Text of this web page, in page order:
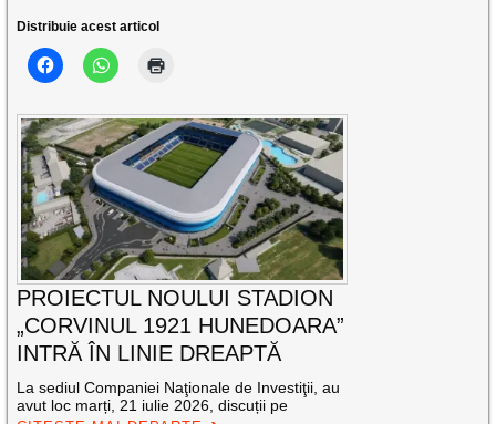
Distribuie acest articol
PROIECTUL NOULUI STADION
„CORVINUL 1921 HUNEDOARA”
INTRĂ ÎN LINIE DREAPTĂ
La sediul Companiei Naţionale de Investiţii, au
avut loc marți, 21 iulie 2026, discuții pe